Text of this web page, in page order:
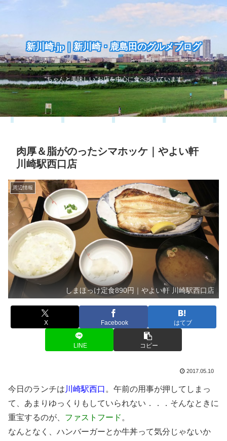
新川崎.jp｜新川崎・鹿島田のグルメブログ
“ちゃんと美味しい”お店を中心に食べ歩いています
肉厚＆脂がのったシマホッケ｜やよい軒
川崎駅西口店
周辺情報
しまほっけ定食890円｜やよい軒 川崎駅西口店
X Facebook はてブ
LINE コピー
2017.05.10
今日のランチは 川崎駅西口 。午前の用事が押してしまっ
て、あまりゆっくりもしていられない．．．そんなときに
重宝するのが、 ファストフード 。
なんとなく、ハンバーガーとか牛丼って気分じゃないか